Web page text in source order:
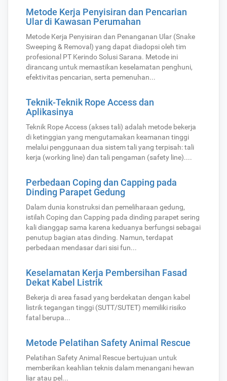
Metode Kerja Penyisiran dan Pencarian
Ular di Kawasan Perumahan
Metode Kerja Penyisiran dan Penanganan Ular (Snake
Sweeping & Removal) yang dapat diadopsi oleh tim
profesional PT Kerindo Solusi Sarana. Metode ini
dirancang untuk memastikan keselamatan penghuni,
efektivitas pencarian, serta pemenuhan...
Teknik-Teknik Rope Access dan
Aplikasinya
Teknik Rope Access (akses tali) adalah metode bekerja
di ketinggian yang mengutamakan keamanan tinggi
melalui penggunaan dua sistem tali yang terpisah: tali
kerja (working line) dan tali pengaman (safety line)....
Perbedaan Coping dan Capping pada
Dinding Parapet Gedung
Dalam dunia konstruksi dan pemeliharaan gedung,
istilah Coping dan Capping pada dinding parapet sering
kali dianggap sama karena keduanya berfungsi sebagai
penutup bagian atas dinding. Namun, terdapat
perbedaan mendasar dari sisi fun...
Keselamatan Kerja Pembersihan Fasad
Dekat Kabel Listrik
Bekerja di area fasad yang berdekatan dengan kabel
listrik tegangan tinggi (SUTT/SUTET) memiliki risiko
fatal berupa...
Metode Pelatihan Safety Animal Rescue
Pelatihan Safety Animal Rescue bertujuan untuk
memberikan keahlian teknis dalam menangani hewan
liar atau pel...